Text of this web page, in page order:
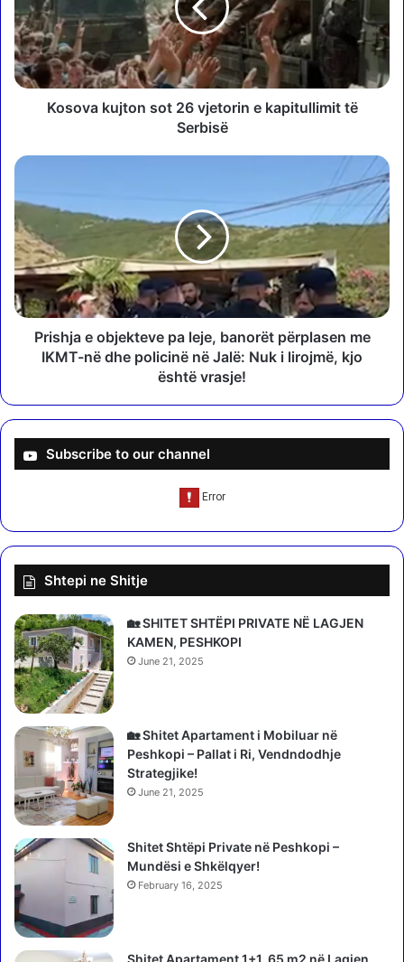
v
a
k
u
j
s
t
2
6
v
j
e
t
e
m
i
t
t
ë
S
e
r
i
s
ë
Kosova kujton sot 26 vjetorin e kapitullimit të
Serbisë
P
i
s
h
j
a
e
o
e
e
j
,
b
a
n
o
r
ë
t
ë
r
p
a
s
e
n
m
Prishja e objekteve pa leje, banorët përplasen me
IKMT-në dhe policinë në Jalë: Nuk i lirojmë, kjo
është vrasje!
Subscribe to our channel
Shtepi ne Shitje
🏡 SHITET SHTËPI PRIVATE NË LAGJEN
KAMEN, PESHKOPI
June 21, 2025
🏡 Shitet Apartament i Mobiluar në
Peshkopi – Pallat i Ri, Vendndodhje
Strategjike!
June 21, 2025
Shitet Shtëpi Private në Peshkopi –
Mundësi e Shkëlqyer!
February 16, 2025
Shitet Apartament 1+1, 65 m2 në Lagjen